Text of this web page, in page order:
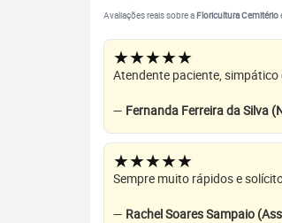
Avaliações reais sobre aFloricultura Cemitério
★★★★★
Atendente paciente,
— Fernanda Ferreira da Silva
★★★★★
Sempre muito rápidos e
— Rachel Soares Sampaio